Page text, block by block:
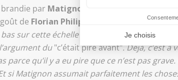
par Matignon
de Florian Philippot
S’il y a une échelle
sur cette échelle que son voisin, je ne sais
du"c’était pire avant". Déjà, c’est à
parce qu’il y a eu pire que ce n’est pas
si Matignon assumait parfaitement les